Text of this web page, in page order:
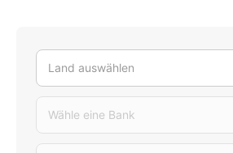
Land auswählen
Wähle eine Bank